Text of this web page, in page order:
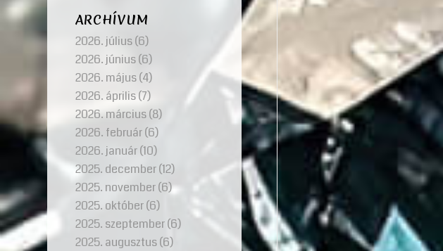
ARCHÍVUM
2026. július(6)
2026. június(6)
2026. május(4)
2026. április(7)
2026. március(8)
2026. február(6)
2026. január(10)
2025. december(12)
2025. november(6)
2025. október(6)
2025. szeptember(6)
2025. augusztus(6)